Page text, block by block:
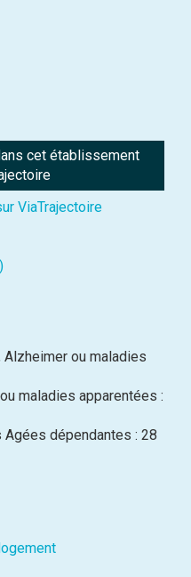
cet établissement
ViaTrajectoire
ou maladies
maladies apparentées :
dépendantes : 28